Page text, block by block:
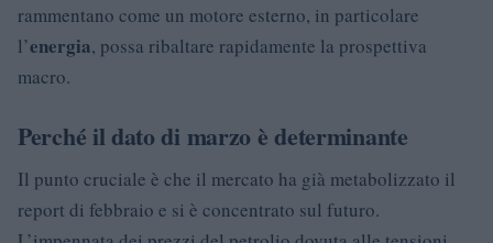
rammentano come un motore esterno, in particolare
l’energia, possa ribaltare rapidamente la prospettiva
macro.
Perché il dato di marzo è determinante
Il punto cruciale è che il mercato ha già metabolizzato il
report di febbraio e si è concentrato sul futuro.